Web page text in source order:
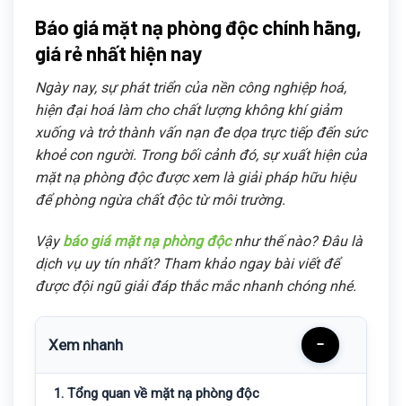
Báo giá mặt nạ phòng độc chính hãng,
giá rẻ nhất hiện nay
Ngày nay, sự phát triển của nền công nghiệp hoá,
hiện đại hoá làm cho chất lượng không khí giảm
xuống và trở thành vấn nạn đe dọa trực tiếp đến sức
khoẻ con người. Trong bối cảnh đó, sự xuất hiện của
mặt nạ phòng độc được xem là giải pháp hữu hiệu
để phòng ngừa chất độc từ môi trường.
Vậybáo giá mặt nạ phòng độcnhư thế nào? Đâu là
dịch vụ uy tín nhất? Tham khảo ngay bài viết để
được đội ngũ giải đáp thắc mắc nhanh chóng nhé.
Xem nhanh −
1. Tổng quan về mặt nạ phòng độc